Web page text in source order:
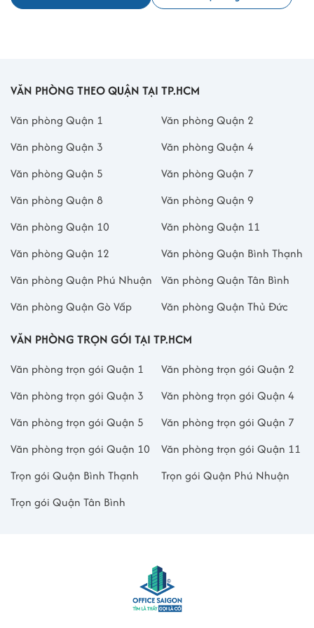
VĂN PHÒNG THEO QUẬN TẠI TP.HCM
Văn phòng Quận 1
Văn phòng Quận 2
Văn phòng Quận 3
Văn phòng Quận 4
Văn phòng Quận 5
Văn phòng Quận 7
Văn phòng Quận 8
Văn phòng Quận 9
Văn phòng Quận 10
Văn phòng Quận 11
Văn phòng Quận 12
Văn phòng Quận Bình Thạnh
Văn phòng Quận Phú Nhuận
Văn phòng Quận Tân Bình
Văn phòng Quận Gò Vấp
Văn phòng Quận Thủ Đức
VĂN PHÒNG TRỌN GÓI TẠI TP.HCM
Văn phòng trọn gói Quận 1
Văn phòng trọn gói Quận 2
Văn phòng trọn gói Quận 3
Văn phòng trọn gói Quận 4
Văn phòng trọn gói Quận 5
Văn phòng trọn gói Quận 7
Văn phòng trọn gói Quận 10
Văn phòng trọn gói Quận 11
Trọn gói Quận Bình Thạnh
Trọn gói Quận Phú Nhuận
Trọn gói Quận Tân Bình